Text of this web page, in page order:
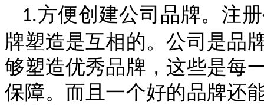
1.方便创建公司品牌。注
牌塑造是互相的。公司是品
够塑造优秀品牌，这些是每
保障。而且一个好的品牌还